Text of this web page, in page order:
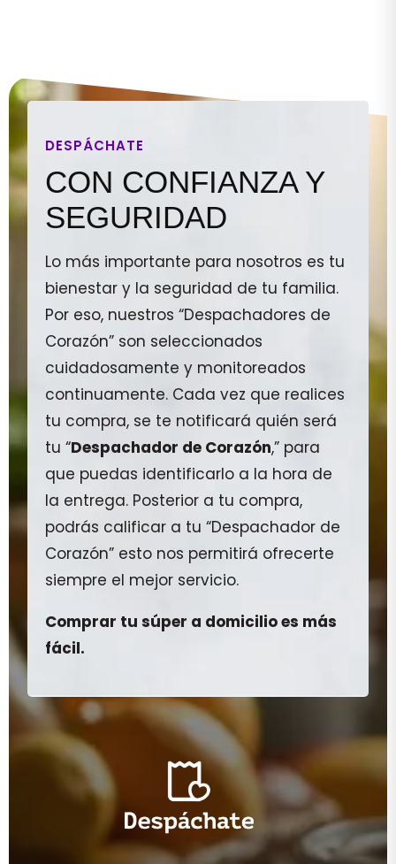
DESPÁCHATE
CON CONFIANZA Y
SEGURIDAD
Lo más importante para nosotros es tu
bienestar y la seguridad de tu familia.
Por eso, nuestros “Despachadores de
Corazón” son seleccionados
cuidadosamente y monitoreados
continuamente. Cada vez que realices
tu compra, se te notificará quién será
tu “Despachador de Corazón,” para
que puedas identificarlo a la hora de
la entrega. Posterior a tu compra,
podrás calificar a tu “Despachador de
Corazón” esto nos permitirá ofrecerte
siempre el mejor servicio.
Comprar tu súper a domicilio es más
fácil.